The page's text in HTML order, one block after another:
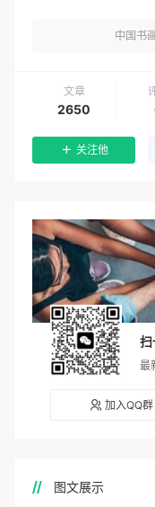
中国书
文章
2650
关注他
扫
最
加入QQ群
图文展示